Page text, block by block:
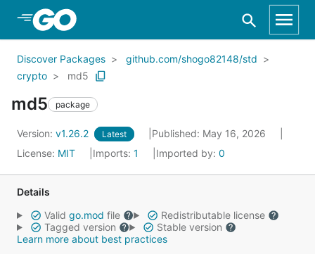
Skip to Main Content
Discover Packages
github.com/shogo82148/std
crypto
md5
md5 package
Version: v1.26.2 Latest
Published: May 16, 2026
License: MIT Imports: 1 Imported by: 0
Details
Valid go.mod file
Redistributable license
Tagged version
Stable version
Learn more about best practices